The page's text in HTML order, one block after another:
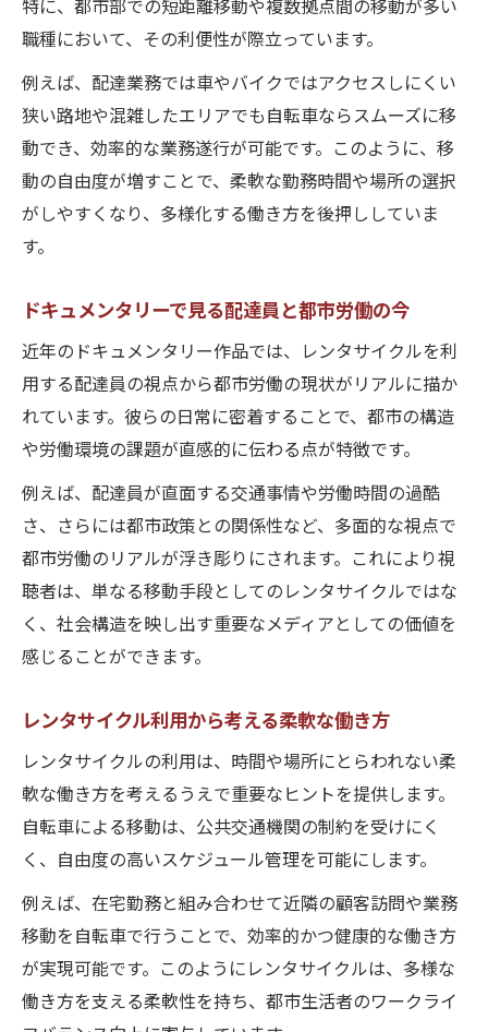
特に、都市部での短距離移動や複数拠点間の移動が多い
職種において、その利便性が際立っています。
例えば、配達業務では車やバイクではアクセスしにくい
狭い路地や混雑したエリアでも自転車ならスムーズに移
動でき、効率的な業務遂行が可能です。このように、移
動の自由度が増すことで、柔軟な勤務時間や場所の選択
がしやすくなり、多様化する働き方を後押ししていま
す。
ドキュメンタリーで見る配達員と都市労働の今
近年のドキュメンタリー作品では、レンタサイクルを利
用する配達員の視点から都市労働の現状がリアルに描か
れています。彼らの日常に密着することで、都市の構造
や労働環境の課題が直感的に伝わる点が特徴です。
例えば、配達員が直面する交通事情や労働時間の過酷
さ、さらには都市政策との関係性など、多面的な視点で
都市労働のリアルが浮き彫りにされます。これにより視
聴者は、単なる移動手段としてのレンタサイクルではな
く、社会構造を映し出す重要なメディアとしての価値を
感じることができます。
レンタサイクル利用から考える柔軟な働き方
レンタサイクルの利用は、時間や場所にとらわれない柔
軟な働き方を考えるうえで重要なヒントを提供します。
自転車による移動は、公共交通機関の制約を受けにく
く、自由度の高いスケジュール管理を可能にします。
例えば、在宅勤務と組み合わせて近隣の顧客訪問や業務
移動を自転車で行うことで、効率的かつ健康的な働き方
が実現可能です。このようにレンタサイクルは、多様な
働き方を支える柔軟性を持ち、都市生活者のワークライ